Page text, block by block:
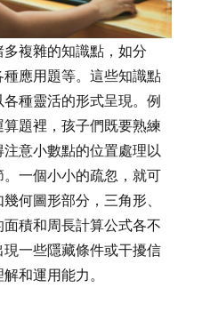
複雜的知識點，如分
應用題等。這些知識點
種靈活的形式呈現。例
題裡，孩子們既要熟練
意小數點的位置處理以
一個小小的疏忽，就可
何圖形部分，三角形、
積和周長計算公式各不
一些隱藏條件或干擾信
和運用能力。